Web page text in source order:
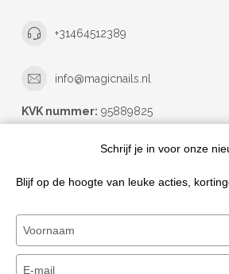
+31464512389
info@magicnails.nl
KVK nummer: 95889825
Schrijf je in voor onze
Blijf op de hoogte van leuke acties,
naam